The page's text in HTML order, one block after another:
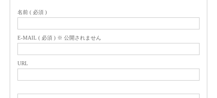
名前 ( 必須 )
E-MAIL ( 必須 ) ※ 公開されません
URL